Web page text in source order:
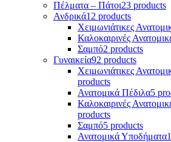
Πέλματα – Πάτοι23 products
Ανδρικά12 products
Χειμωνιάτικες
Καλοκαιρινές
Σαμπό2 products
Γυναικεία92 products
Χειμωνιάτικες
products
Ανατομικά Πέδιλα5
Καλοκαιρινές
products
Σαμπό5 products
Ανατομικά Υποδήματα